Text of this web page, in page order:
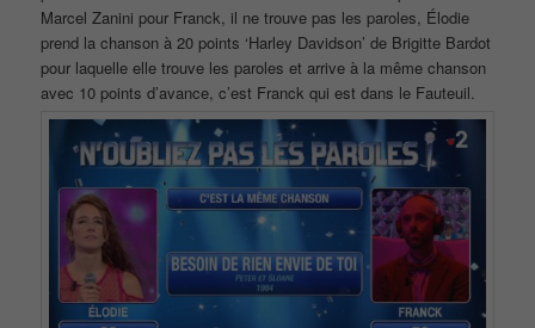
Marcel Zanini pour Franck, il ne trouve pas les paroles, Élodie
prend la chanson à 20 points ‘Harley Davidson’ de Brigitte Bardot
pour laquelle elle trouve les paroles et arrive à la même chanson
avec 10 points d’avance, c’est Franck qui est dans le Fauteuil.